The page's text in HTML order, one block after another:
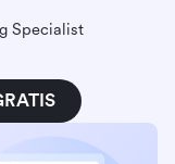
Specialist